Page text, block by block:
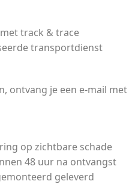
track & trace
transportdienst
ontvang je een e-mail met
op zichtbare schade
48 uur na ontvangst
geleverd